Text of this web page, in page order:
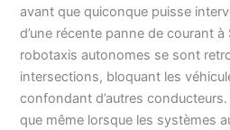
avant que quiconque puisse
d’une récente panne de courant
robotaxis autonomes se sont
intersections, bloquant les
confondant d’autres
que même lorsque les systèmes